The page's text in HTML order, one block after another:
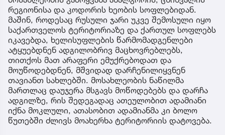
რეგიონისა და კოდორის ხეობის სოფლებიდან.
მაშინ, როდესაც რუსული ჯარი უკვე შემოსული იყო
საქართველოს ტერიტორიაზე და ქართულ სოფლებს
იკავებდა, ხელისუფლების წარმომადგენლები
ატყუებდნენ ადგილობრივ მაცხოვრებლებს,
თითქოს მათ არაფერი ემუქრებოდათ და
მოუწოდებდნენ, მშვიდად დარჩენილიყვნენ
თავიანთ სახლებში. მოსახლეობის ნაწილმა
მართლაც დაუჯერა მსგავს მოწოდებებს და დარჩა
ადგილზე, რის შედეგადაც ათეულობით ადამიანი
იქნა მოკლული, ათასობით ადამიანმა კი ბოლო
წუთებში ძლივს მოახერხა ტერიტორიის დატოვება.